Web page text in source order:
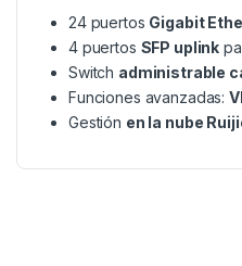
24 puertos Gigabit
4 puertos SFP uplink
Switch administrable
Funciones avanzadas:
Gestión en la nube